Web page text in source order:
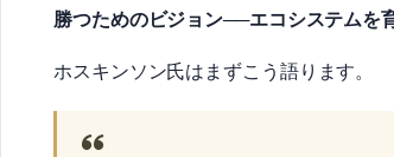
勝つためのビジョン──エコシステムを
ホスキンソン氏はまずこう語ります。